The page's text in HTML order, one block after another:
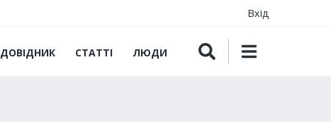
Вхід
ДОВІДНИК СТАТТІ ЛЮДИ